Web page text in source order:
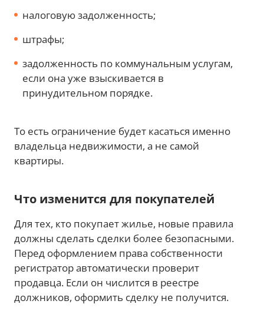
налоговую задолженность;
штрафы;
задолженность по коммунальным услугам,
если она уже взыскивается в
принудительном порядке.
То есть ограничение будет касаться именно
владельца недвижимости, а не самой
квартиры.
Что изменится для покупателей
Для тех, кто покупает жилье, новые правила
должны сделать сделки более безопасными.
Перед оформлением права собственности
регистратор автоматически проверит
продавца. Если он числится в реестре
должников, оформить сделку не получится.